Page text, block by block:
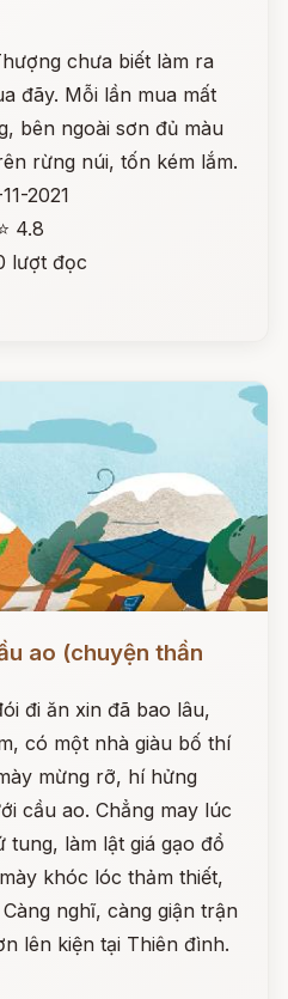
chưa biết làm ra
đãy. Mỗi lần mua mất
bên ngoài sơn đủ màu
rừng núi, tốn kém lắm.
2021
4.8
lượt đọc
ao (chuyện thần
đi ăn xin đã bao lâu,
có một nhà giàu bố thí
mừng rỡ, hí hửng
cầu ao. Chẳng may lúc
tung, làm lật giá gạo đổ
khóc lóc thảm thiết,
nghĩ, càng giận trận
lên kiện tại Thiên đình.